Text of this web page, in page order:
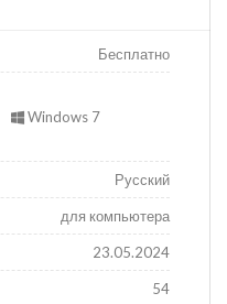
Бесплатно
Windows 7
Русский
для компьютера
23.05.2024
54